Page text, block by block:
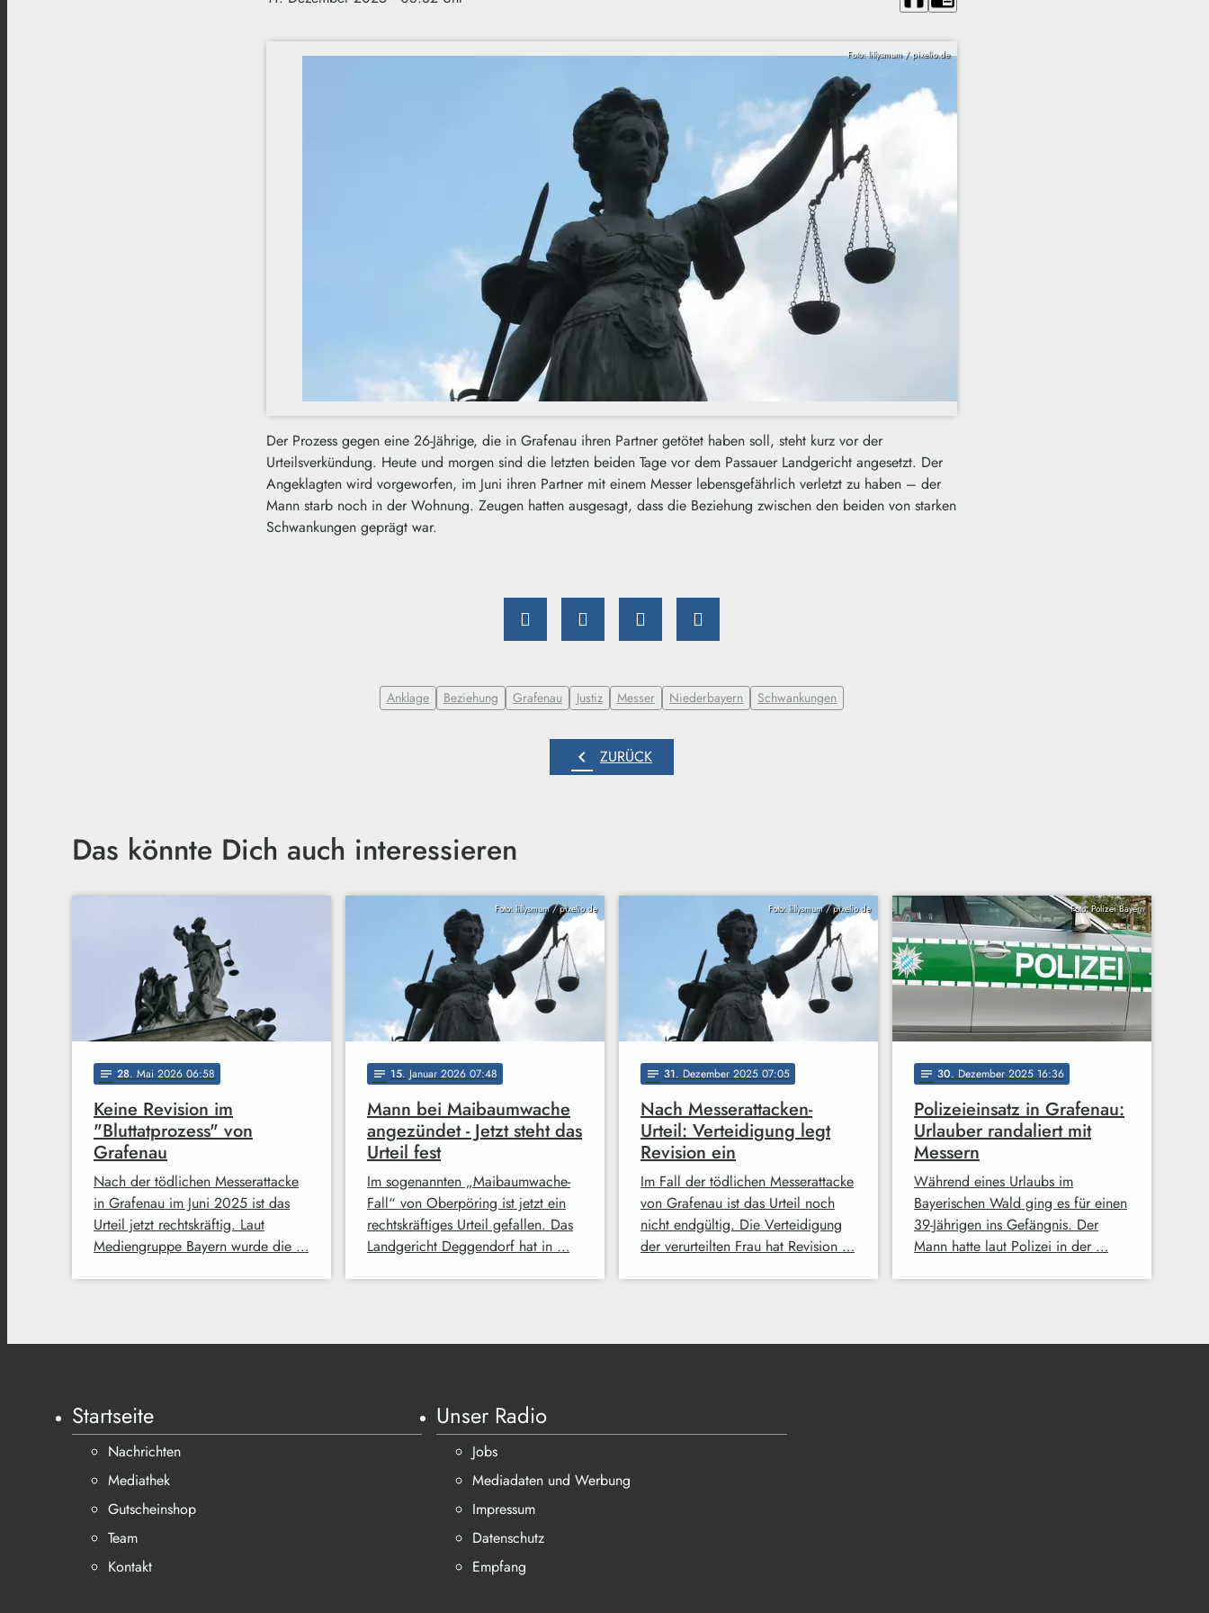
Foto: lillysmum / pixelio.de
Der Prozess gegen eine 26-Jährige, die in Grafenau ihren Partner getötet haben soll, steht kurz vor der
Urteilsverkündung. Heute und morgen sind die letzten beiden Tage vor dem Passauer Landgericht angesetzt. Der
Angeklagten wird vorgeworfen, im Juni ihren Partner mit einem Messer lebensgefährlich verletzt zu haben – der
Mann starb noch in der Wohnung. Zeugen hatten ausgesagt, dass die Beziehung zwischen den beiden von starken
Schwankungen geprägt war.
Anklage Beziehung Grafenau Justiz Messer Niederbayern Schwankungen
chevron_left ZURÜCK
Das könnte Dich auch interessieren
notes 28. Mai 2026 06:58
Keine Revision im
"Bluttatprozess" von
Grafenau
Nach der tödlichen Messerattacke
in Grafenau im Juni 2025 ist das
Urteil jetzt rechtskräftig. Laut
Mediengruppe Bayern wurde die …
Foto: lillysmum / pixelio.de
notes 15. Januar 2026 07:48
Mann bei Maibaumwache
angezündet - Jetzt steht das
Urteil fest
Im sogenannten „Maibaumwache-
Fall“ von Oberpöring ist jetzt ein
rechtskräftiges Urteil gefallen. Das
Landgericht Deggendorf hat in …
Foto: lillysmum / pixelio.de
notes 31. Dezember 2025 07:05
Nach Messerattacken-
Urteil: Verteidigung legt
Revision ein
Im Fall der tödlichen Messerattacke
von Grafenau ist das Urteil noch
nicht endgültig. Die Verteidigung
der verurteilten Frau hat Revision …
Foto: Polizei Bayern
notes 30. Dezember 2025 16:36
Polizeieinsatz in Grafenau:
Urlauber randaliert mit
Messern
Während eines Urlaubs im
Bayerischen Wald ging es für einen
39-Jährigen ins Gefängnis. Der
Mann hatte laut Polizei in der …
Startseite
Nachrichten
Mediathek
Gutscheinshop
Team
Kontakt
Unser Radio
Jobs
Mediadaten und Werbung
Impressum
Datenschutz
Empfang